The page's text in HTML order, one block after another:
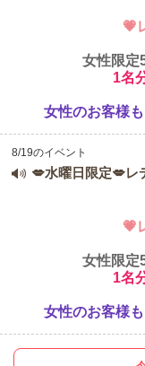
💗
女性限定
1名
女性のお客様
8/19のイベント
💋水曜日限定💋レ
💗
女性限定
1名
女性のお客様